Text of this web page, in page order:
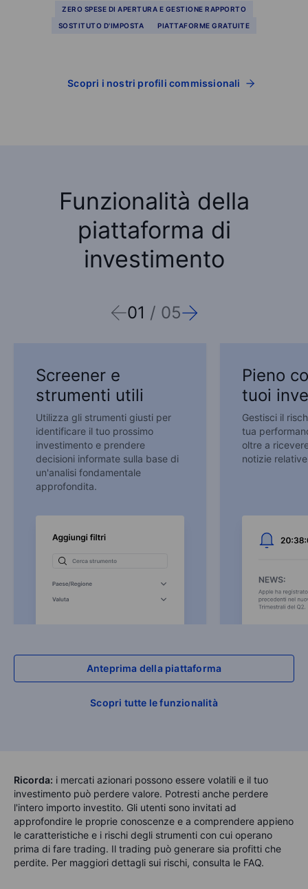
ZERO SPESE DI APERTURA E GESTIONE RAPPORTO
SOSTITUTO D'IMPOSTA
PIATTAFORME GRATUITE
Scopri i nostri profili commissionali
Funzionalità della
piattaforma di
investimento
01 / 05
Screener e
strumenti utili
Utilizza gli strumenti giusti per
identificare il tuo prossimo
investimento e prendere
decisioni informate sulla base di
un'analisi fondamentale
approfondita.
Pieno
tuoi
Gestisci il
tua
oltre a
notizie
Anteprima della piattaforma
Scopri tutte le funzionalità
Ricorda: i mercati azionari possono essere volatili e il tuo
investimento può perdere valore. Potresti anche perdere
l'intero importo investito. Gli utenti sono invitati ad
approfondire le proprie conoscenze e a comprendere appieno
le caratteristiche e i rischi degli strumenti con cui operano
prima di fare trading. Il trading può generare sia profitti che
perdite. Per maggiori dettagli sui rischi, consulta le FAQ.